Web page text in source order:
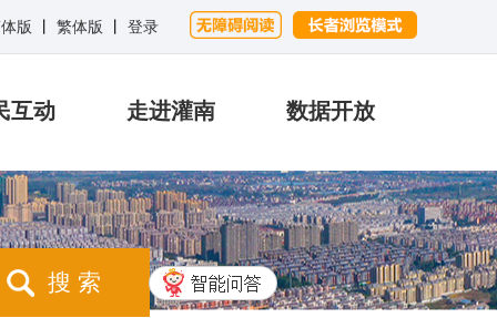
版 繁体版 登录
互动 走进灌南 数据开放
搜 索